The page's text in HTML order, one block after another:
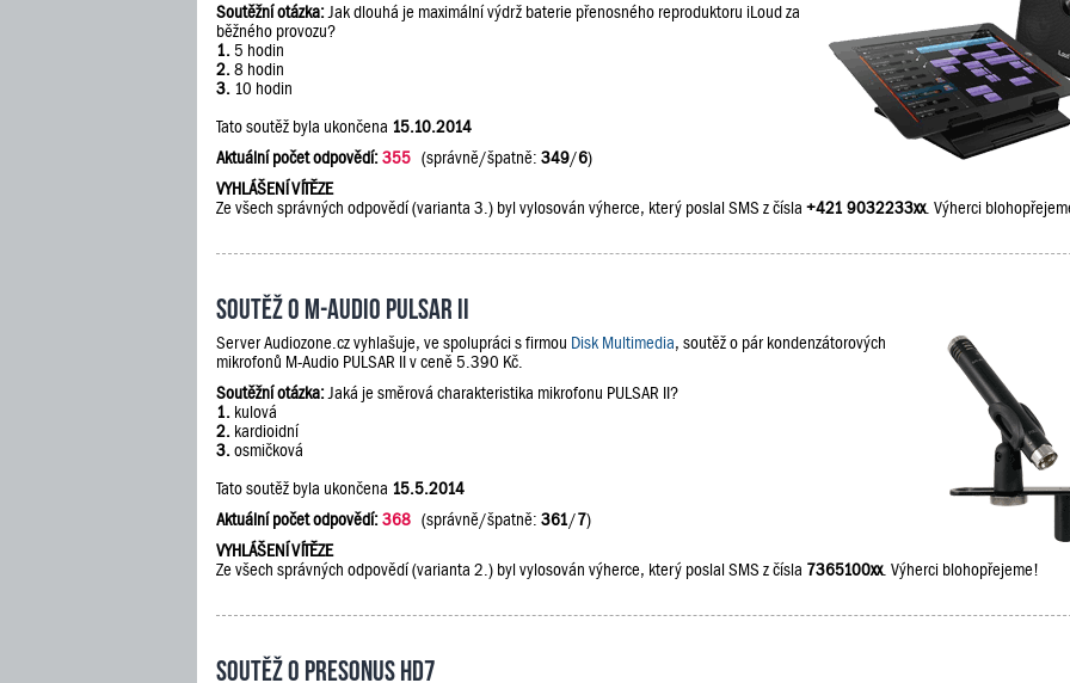
Soutěžní otázka: Jak dlouhá je maximální výdrž baterie přenosného reproduktoru iLoud za
běžného provozu?
1. 5 hodin
2. 8 hodin
3. 10 hodin
Tato soutěž byla ukončena 15.10.2014
Aktuální počet odpovědí:355 (správně/špatně: 349/6)
VYHLÁŠENÍ VÍTĚZE
Ze všech správných odpovědí (varianta 3.) byl vylosován výherce, který poslal SMS z čísla +421 9032233xx. Výherci
Soutěž o M-Audio PULSAR II
Server Audiozone.cz vyhlašuje, ve spolupráci s firmou Disk Multimedia, soutěž o pár kondenzátorových
mikrofonů M-Audio PULSAR II v ceně 5.390 Kč.
Soutěžní otázka: Jaká je směrová charakteristika mikrofonu PULSAR II?
1. kulová
2. kardioidní
3. osmičková
Tato soutěž byla ukončena 15.5.2014
Aktuální počet odpovědí:368 (správně/špatně: 361/7)
VYHLÁŠENÍ VÍTĚZE
Ze všech správných odpovědí (varianta 2.) byl vylosován výherce, který poslal SMS z čísla 7365100xx. Výherci blohopřejeme!
Soutěž o PreSonus HD7